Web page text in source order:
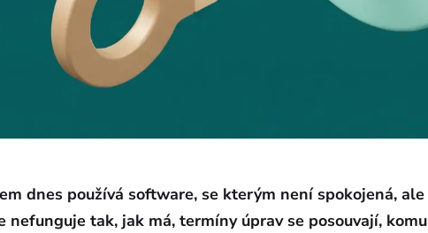
dnes používá software, se kterým není spokojená,
nefunguje tak, jak má, termíny úprav se posouvají,